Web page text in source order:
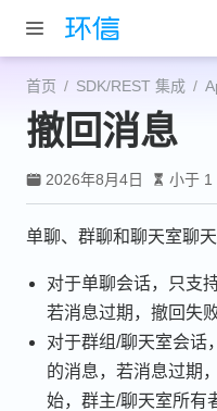
跳至主要內容
首页 SDK/REST 集成
撤回消息
2026年8月4日 小于 1
单聊、群聊和聊天室聊
对于单聊会话，只支
若消息过期，撤回失败
对于群组/聊天室会话
的消息，若消息过期
始，群主/聊天室所有